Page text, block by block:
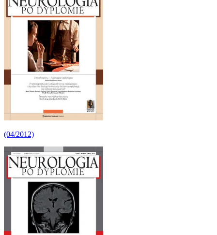
(04/2012)